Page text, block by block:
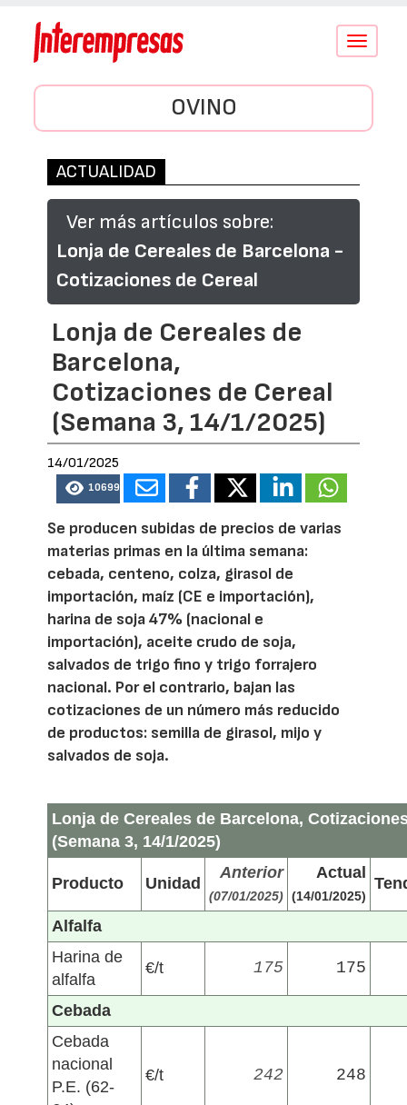
Conmutar
OVINO
ACTUALIDAD
Ver más artículos sobre:
Lonja de Cereales de Barcelona -
Cotizaciones de Cereal
Lonja de Cereales de
Barcelona,
Cotizaciones de Cereal
(Semana 3, 14/1/2025)
14/01/2025
10699
Se producen subidas de precios de varias
materias primas en la última semana:
cebada, centeno, colza, girasol de
importación, maíz (CE e importación),
harina de soja 47% (nacional e
importación), aceite crudo de soja,
salvados de trigo fino y trigo forrajero
nacional. Por el contrario, bajan las
cotizaciones de un número más reducido
de productos: semilla de girasol, mijo y
salvados de soja.
Lonja de Cereales de Barcelona,
(Semana 3, 14/1/2025)
Producto Unidad
Anterior
(07/01/2025)
Actual
(14/01/2025)
Alfalfa
Harina de
alfalfa
€/t 175 175
Cebada
Cebada
nacional
P.E. (62-
€/t 242 248